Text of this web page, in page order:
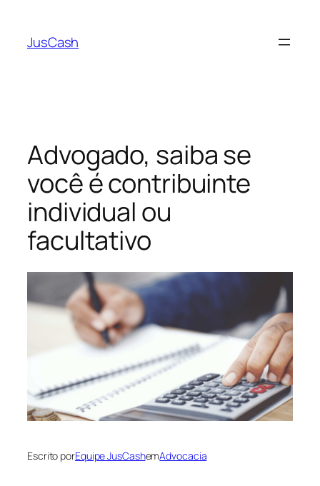
JusCash
Advogado, saiba se
você é contribuinte
individual ou
facultativo
Escrito porEquipe JusCashemAdvocacia